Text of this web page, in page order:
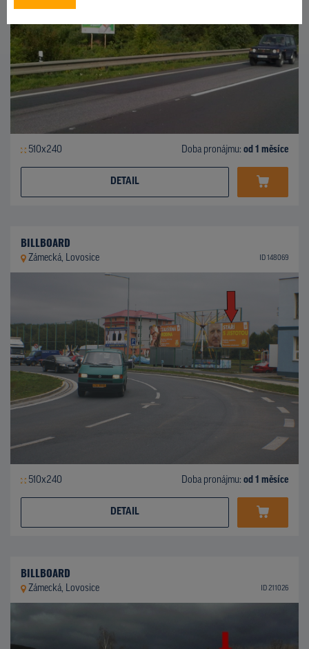
510x240 Doba pronájmu: od 1 měsíce
DETAIL
BILLBOARD
Zámecká, Lovosice ID 148069
510x240 Doba pronájmu: od 1 měsíce
DETAIL
BILLBOARD
Zámecká, Lovosice ID 211026